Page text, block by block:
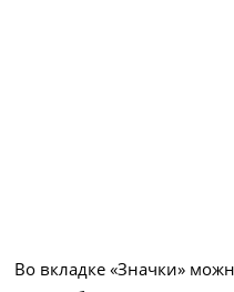
Во вкладке «Значки»